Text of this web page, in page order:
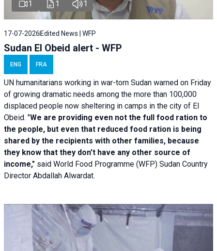
1 1 1
17-07-2026 Edited News | WFP
Sudan El Obeid alert - WFP
ENG FRA
UN humanitarians working in war-torn Sudan warned on Friday
of growing dramatic needs among the more than 100,000
displaced people now sheltering in camps in the city of El
Obeid. "We are providing even not the full food ration to
the people, but even that reduced food ration is being
shared by the recipients with other families, because
they know that they don't have any other source of
income," said World Food Programme (WFP) Sudan Country
Director Abdallah Alwardat.